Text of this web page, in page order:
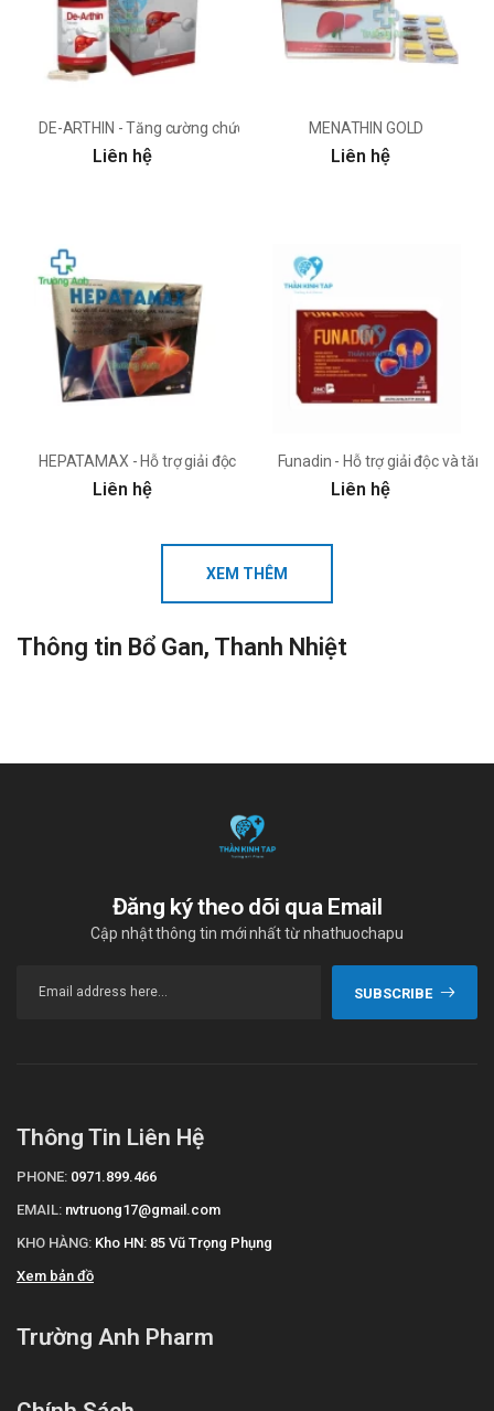
DE-ARTHIN - Tăng cường chức năng gan
Liên hệ
MENATHIN GOLD
Liên hệ
HEPATAMAX - Hỗ trợ giải độc và tăng cường chức năng gan
Liên hệ
Funadin - Hỗ trợ giải độc và
Liên hệ
XEM THÊM
Thông tin Bổ Gan, Thanh Nhiệt
Đăng ký theo dõi qua Email
Cập nhật thông tin mới nhất từ nhathuochapu
SUBSCRIBE
Thông Tin Liên Hệ
PHONE: 0971.899.466
EMAIL: nvtruong17@gmail.com
KHO HÀNG: Kho HN: 85 Vũ Trọng Phụng
Xem bản đồ
Trường Anh Pharm